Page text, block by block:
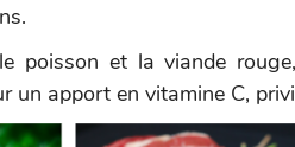
poisson et la viande
un apport en vitamine C,